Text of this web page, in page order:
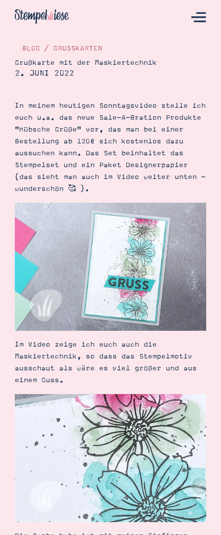
Katalog
Bestellen
Kontakt
Angebote
Demonstrator werden
Blog
Gutscheine
Produkte erklärt
Über mich
Über Stampin’ Up!
Tipps & Tricks
Ordnungstipps
Datenschutz
BLOG / GRUSSKARTEN
Grußkarte mit der Maskiertechnik
2. JUNI 2022
In meinem heutigen Sonntagsvideo stelle ich
euch u.a. das neue Sale-A-Bration Produkte
"Hübsche Grüße" vor, das man bei einer
Bestellung ab 120€ sich kostenlos dazu
aussuchen kann. Das Set beinhaltet das
Stempelset und ein Paket Designerpapier
(das sieht man auch im Video weiter unten -
wunderschön 🥰 ).
Im Video zeige ich euch auch die
Maskiertechnik, so dass das Stempelmotiv
ausschaut als wäre es viel größer und aus
einem Guss.